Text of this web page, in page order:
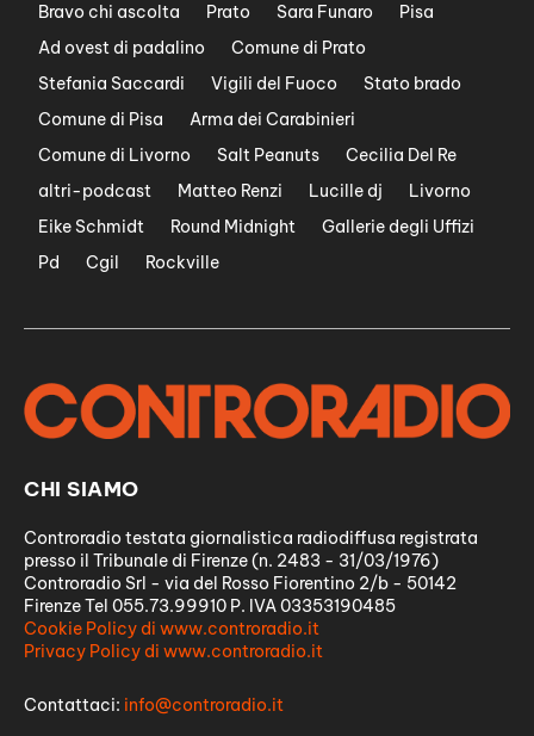
Bravo chi ascolta
Prato Sara Funaro
Pisa
Ad ovest di padalino
Comune di Prato
Stefania Saccardi
Vigili del Fuoco
Stato brado
Comune di Pisa
Arma dei Carabinieri
Comune di Livorno
Salt Peanuts
Cecilia Del Re
altri-podcast
Matteo Renzi Lucille dj
Livorno
Eike Schmidt
Round Midnight
Gallerie degli Uffizi
Pd
Cgil Rockville
CHI SIAMO
Controradio testata giornalistica radiodiffusa registrata
presso il Tribunale di Firenze (n. 2483 - 31/03/1976)
Controradio Srl - via del Rosso Fiorentino 2/b - 50142
Firenze Tel 055.73.99910 P. IVA 03353190485
Cookie Policy di www.controradio.it
Privacy Policy di www.controradio.it
Contattaci: info@controradio.it